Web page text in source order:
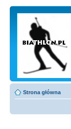
Strona główna